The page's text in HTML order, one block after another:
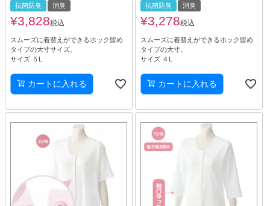
抗菌防臭
消臭
¥3,828税込
スムーズに着替えができるホック留め
タイプの大寸サイズ。
サイズ ５L
カートに入れる
抗菌防臭
消臭
¥3,278税込
スムーズに着替えができるホック留め
タイプの大寸。
サイズ ４L
カートに入れる